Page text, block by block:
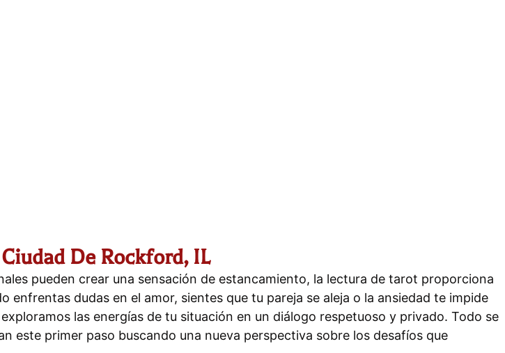
De Rockford, IL
pueden crear una sensación de estancamiento, la lectura de tarot proporciona
dudas en el amor, sientes que tu pareja se aleja o la ansiedad te impide
las energías de tu situación en un diálogo respetuoso y privado. Todo se
este primer paso buscando una nueva perspectiva sobre los desafíos que